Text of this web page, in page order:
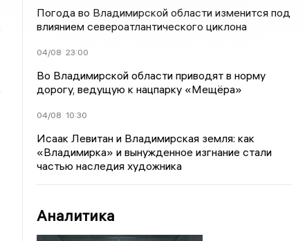
Погода во Владимирской области изменится под
влиянием североатлантического циклона
04/08 23:00
Во Владимирской области приводят в норму
дорогу, ведущую к нацпарку «Мещёра»
04/08 10:30
Исаак Левитан и Владимирская земля: как
«Владимирка» и вынужденное изгнание стали
частью наследия художника
Аналитика